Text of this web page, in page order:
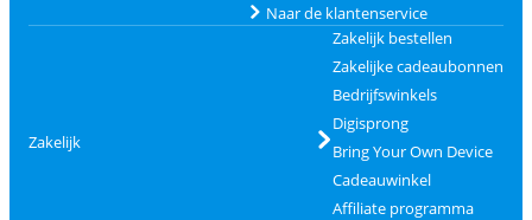
Naar de klantenservice
Zakelijk
Zakelijk bestellen
Zakelijke cadeaubonnen
Bedrijfswinkels
Digisprong
Bring Your Own Device
Cadeauwinkel
Affiliate programma